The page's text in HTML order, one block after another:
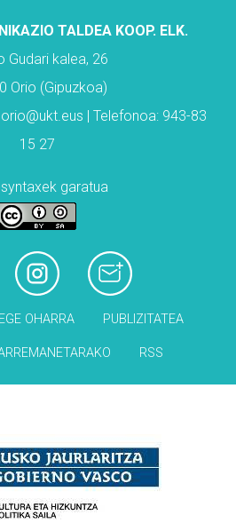
TALDEA KOOP. ELK.
Gudari kalea, 26
Orio (Gipuzkoa)
| Telefonoa: 943-83
15 27
garatua
OHARRA PUBLIZITATEA
RSS